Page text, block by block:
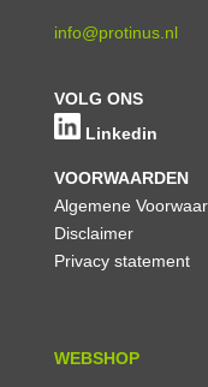
info@protinus.nl
VOLG ONS
Linkedin
VOORWAARDEN
Algemene
Disclaimer
Privacy statement
WEBSHOP